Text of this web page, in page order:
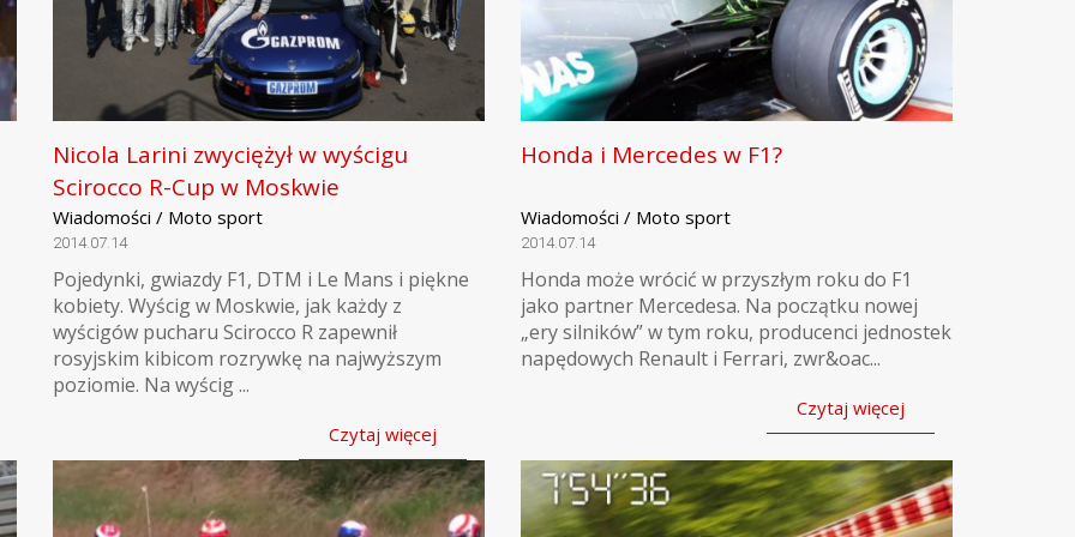
Nicola Larini zwyciężył w wyścigu
Scirocco R-Cup w Moskwie
Wiadomości / Moto sport
2014.07.14
Pojedynki, gwiazdy F1, DTM i Le Mans i piękne
kobiety. Wyścig w Moskwie, jak każdy z
wyścigów pucharu Scirocco R zapewnił
rosyjskim kibicom rozrywkę na najwyższym
poziomie. Na wyścig ...
Czytaj więcej
Honda i Mercedes w F1?
Wiadomości / Moto sport
2014.07.14
Honda może wrócić w przyszłym roku do F1
jako partner Mercedesa. Na początku nowej
„ery silników” w tym roku, producenci jednostek
napędowych Renault i Ferrari, zwr&oac...
Czytaj więcej